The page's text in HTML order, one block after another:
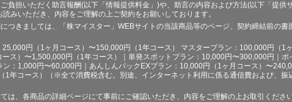
担いただく助言報酬(以下「情報提供料金」)や、助言の内容および方法(以下「提供
みいただき、内容をご理解の上ご契約をお願いしております。
つきましては、「株マイスター」WEBサイトの当該商品等のページ、契約締結前の書
円（1ヶ月コース）〜150,000円（1年コース） マスタープラン：100,000円（1
ス）〜1,500,000円（1年コース）｜単発スポットプラン：10,000円〜300,000円｜ポ
：1,000円〜60,000円｜あんしんパックEXプラン：10,000円（1ヶ月コース）〜
年コース）（※全て消費税含む。別途、インターネット利用に係る通信費および、振
、各商品の詳細ページにて事前にご確認いただき、内容をご理解の上お取引ください